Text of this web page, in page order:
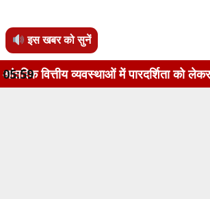
इस खबर को सुनें
में पारदर्शिता को लेकर सूचना का
05:59